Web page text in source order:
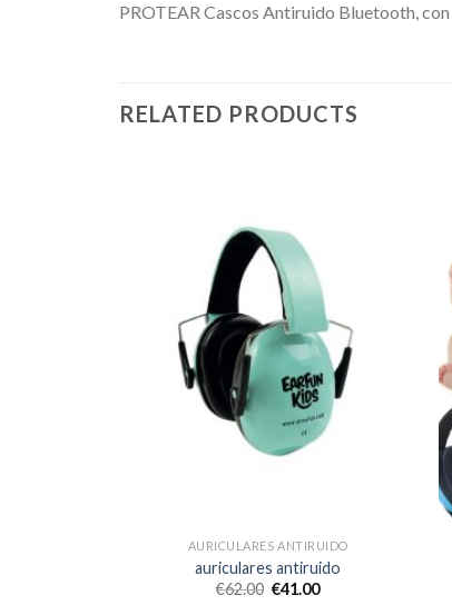
PROTEAR Cascos Antiruido Bluetooth,
RELATED PRODUCTS
AURICULARES ANTIRUIDO
auriculares antiruido
€62.00 €41.00